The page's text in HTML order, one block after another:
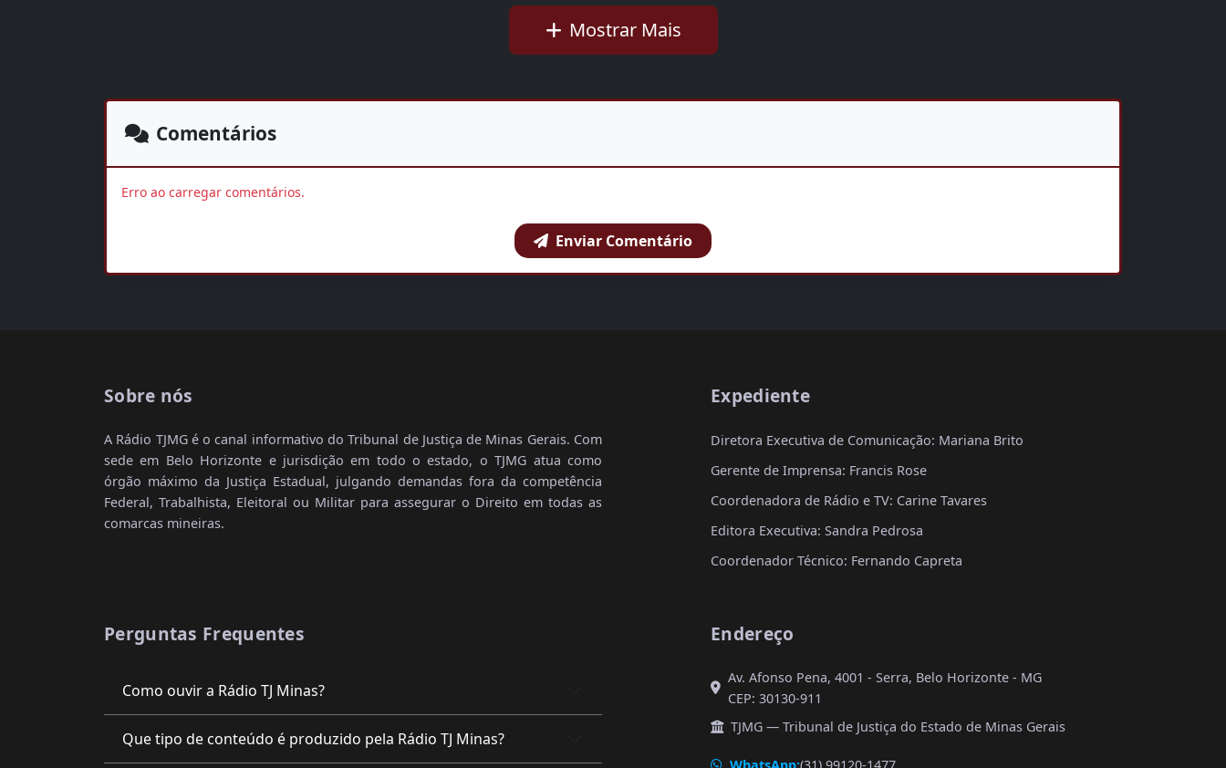
Mostrar Mais
Comentários
Erro ao carregar comentários.
Enviar Comentário
Sobre nós
A Rádio TJMG é o canal informativo do Tribunal de Justiça de Minas Gerais. Com
sede em Belo Horizonte e jurisdição em todo o estado, o TJMG atua como
órgão máximo da Justiça Estadual, julgando demandas fora da competência
Federal, Trabalhista, Eleitoral ou Militar para assegurar o Direito em todas as
comarcas mineiras.
Expediente
Diretora Executiva de Comunicação: Mariana Brito
Gerente de Imprensa: Francis Rose
Coordenadora de Rádio e TV: Carine Tavares
Editora Executiva: Sandra Pedrosa
Coordenador Técnico: Fernando Capreta
Perguntas Frequentes
Como ouvir a Rádio TJ Minas?
Que tipo de conteúdo é produzido pela Rádio TJ Minas?
Endereço
Av. Afonso Pena, 4001 - Serra, Belo Horizonte - MG
CEP: 30130-911
TJMG — Tribunal de Justiça do Estado de Minas Gerais